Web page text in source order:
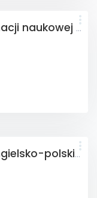
Problemy informacji naukowej o kulturze
Wielki słownik angielsko-polski T.I, II